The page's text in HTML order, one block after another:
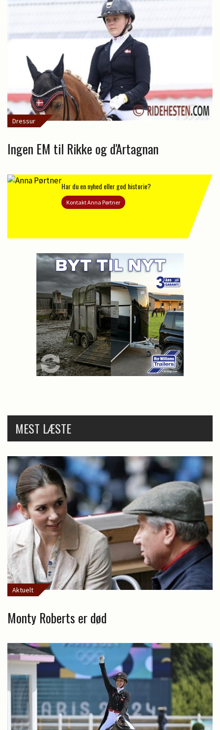
Dressur
Ingen EM til Rikke og d'Artagnan
Har du en nyhed eller god historie?
Kontakt Anna Pørtner
MEST LÆSTE
Aktuelt
Monty Roberts er død